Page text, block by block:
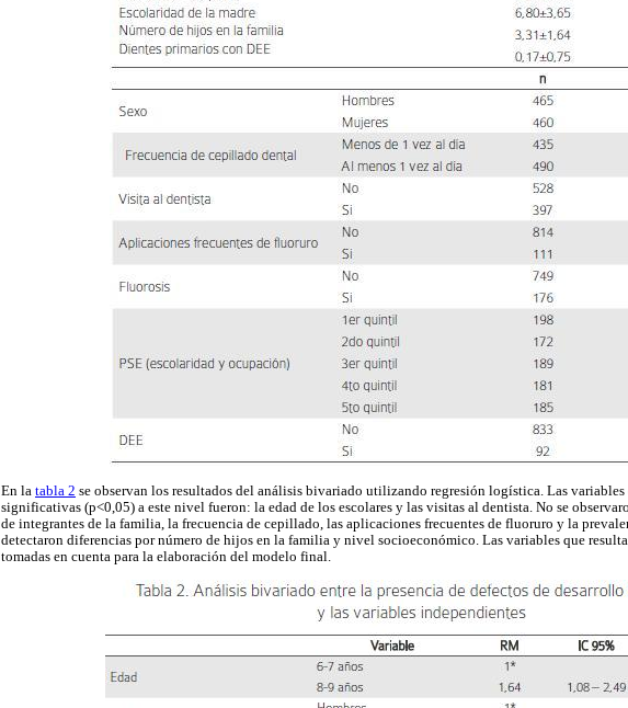
En la tabla 2 se observan los resultados del análisis bivariado utilizando regresión logística. Las
significativas (p<0,05) a este nivel fueron: la edad de los escolares y las visitas al dentista. No se
de integrantes de la familia, la frecuencia de cepillado, las aplicaciones frecuentes de fluoruro y la
detectaron diferencias por número de hijos en la familia y nivel socioeconómico. Las variables que
tomadas en cuenta para la elaboración del modelo final.